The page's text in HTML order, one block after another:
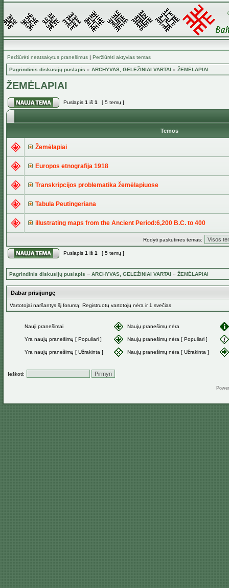
Peržiūrėti neatsakytus pranešimus | Peržiūrėti aktyvias temas
Pagrindinis diskusijų puslapis » ARCHYVAS, GELEŽINIAI VARTAI » ŽEMĖLAPIAI
ŽEMĖLAPIAI
Puslapis 1 iš 1 [ 5 temų ]
Temos
Žemėlapiai
Europos etnografija 1918
Transkripcijos problematika žemėlapiuose
Tabula Peutingeriana
illustrating maps from the Ancient Period:6,200 B.C. to 400
Rodyti paskutines temas:
Puslapis 1 iš 1 [ 5 temų ]
Pagrindinis diskusijų puslapis » ARCHYVAS, GELEŽINIAI VARTAI » ŽEMĖLAPIAI
Dabar prisijungę
Vartotojai naršantys šį forumą: Registruotų vartotojų nėra ir 1 svečias
Nauji pranešimai Naujų pranešimų nėra
Yra naujų pranešimų [ Populiari ] Naujų pranešimų nėra [ Populiari ]
Yra naujų pranešimų [ Užrakinta ] Naujų pranešimų nėra [ Užrakinta ]
Ieškoti: